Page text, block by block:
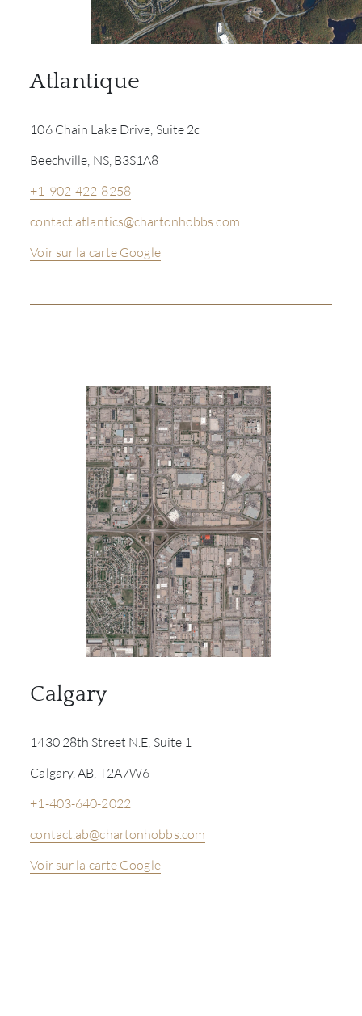
Atlantique
106 Chain Lake Drive, Suite 2c
Beechville, NS, B3S1A8
+1-902-422-8258
contact.atlantics@chartonhobbs.com
Voir sur la carte Google
Calgary
1430 28th Street N.E, Suite 1
Calgary, AB, T2A7W6
+1-403-640-2022
contact.ab@chartonhobbs.com
Voir sur la carte Google